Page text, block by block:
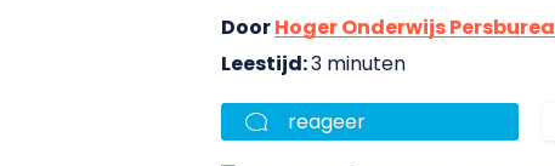
DoorHoger Onderwijs
Leestijd:3 minuten
reageer